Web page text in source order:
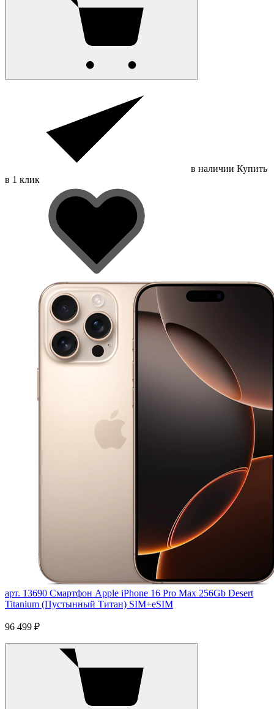
в наличии Купить
в 1 клик
арт. 13690 Смартфон Apple iPhone 16 Pro Max 256Gb Desert
Titanium (Пустынный Титан) SIM+eSIM
96 499 ₽